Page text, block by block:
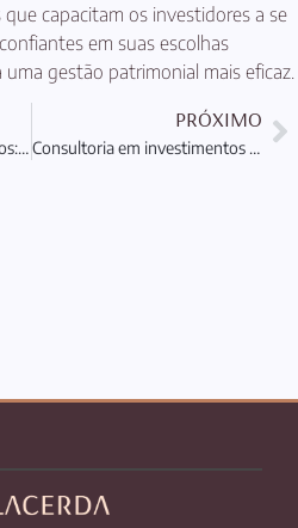
capacitam os investidores a se
em suas escolhas
gestão patrimonial mais eficaz.
Consultoria em Investimentos: Proteção e Planejamento Patrimonial
PRÓXIMO
Consultoria em investimentos em commodities: Proteção e Planejamento